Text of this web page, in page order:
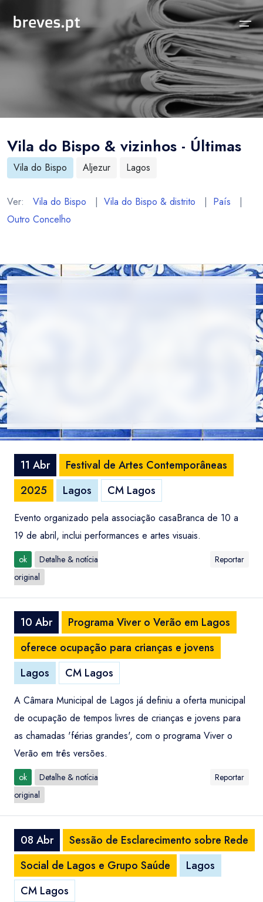
Notícias
Concelhos Vizinhos
Distrito
País
Temas
Sobre
Funcionalidades
As nossas Fontes
Perguntas Frequentes
Contactos
Vila do Bispo & vizinhos - Últimas
Vila do Bispo Aljezur Lagos
Ver: Vila do Bispo | Vila do Bispo & distrito | País |
Outro Concelho
11 Abr
Festival de Artes Contemporâneas
2025
Lagos CM Lagos
Evento organizado pela associação casaBranca de 10 a
19 de abril, inclui performances e artes visuais.
ok
Detalhe & notícia
original
Reportar
10 Abr
Programa Viver o Verão em Lagos
oferece ocupação para crianças e jovens
Lagos
CM Lagos
A Câmara Municipal de Lagos já definiu a oferta municipal
de ocupação de tempos livres de crianças e jovens para
as chamadas 'férias grandes', com o programa Viver o
Verão em três versões.
ok
Detalhe & notícia
original
Reportar
08 Abr
Sessão de Esclarecimento sobre Rede
Social de Lagos e Grupo Saúde
Lagos
CM Lagos